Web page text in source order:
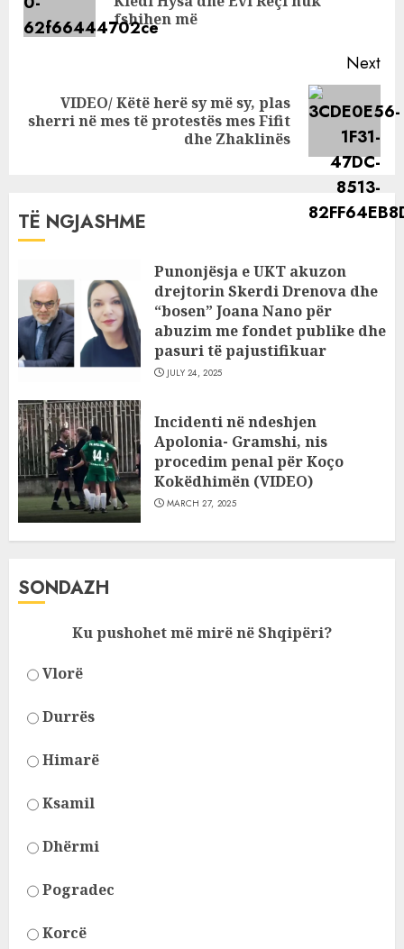
fshihen më
Next
Next
VIDEO/ Këtë herë sy më sy, plas
sherri në mes të protestës mes Fifit
dhe Zhaklinës
TË NGJASHME
Punonjësja e UKT akuzon
drejtorin Skerdi Drenova dhe
“bosen” Joana Nano për
abuzim me fondet publike dhe
pasuri të pajustifikuar
JULY 24, 2025
Incidenti në ndeshjen
Apolonia- Gramshi, nis
procedim penal për Koço
Kokëdhimën (VIDEO)
MARCH 27, 2025
SONDAZH
Ku pushohet më mirë në Shqipëri?
Vlorë
Durrës
Himarë
Ksamil
Dhërmi
Pogradec
Korcë